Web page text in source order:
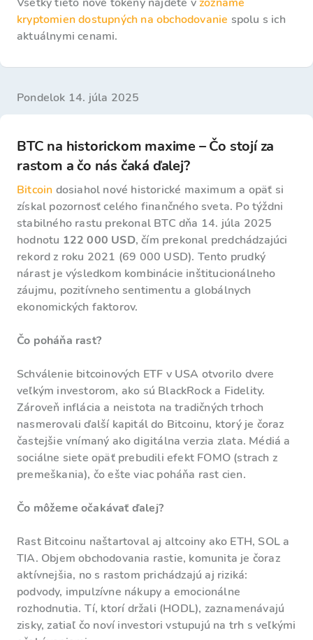
kryptomien dostupných na obchodovanie spolu s ich
aktuálnymi cenami.
pondelok 14. júla 2025
BTC na historickom maxime – Čo stojí za
rastom a čo nás čaká ďalej?
Bitcoin dosiahol nové historické maximum a opäť si
získal pozornosť celého finančného sveta. Po týždni
stabilného rastu prekonal BTC dňa 14. júla 2025
hodnotu 122 000 USD, čím prekonal predchádzajúci
rekord z roku 2021 (69 000 USD). Tento prudký
nárast je výsledkom kombinácie inštitucionálneho
záujmu, pozitívneho sentimentu a globálnych
ekonomických faktorov.
Čo poháňa rast?
Schválenie bitcoinových ETF v USA otvorilo dvere
veľkým investorom, ako sú BlackRock a Fidelity.
Zároveň inflácia a neistota na tradičných trhoch
nasmerovali ďalší kapitál do Bitcoinu, ktorý je čoraz
častejšie vnímaný ako digitálna verzia zlata. Médiá a
sociálne siete opäť prebudili efekt FOMO (strach z
premeškania), čo ešte viac poháňa rast cien.
Čo môžeme očakávať ďalej?
Rast Bitcoinu naštartoval aj altcoiny ako ETH, SOL a
TIA. Objem obchodovania rastie, komunita je čoraz
aktívnejšia, no s rastom prichádzajú aj riziká:
podvody, impulzívne nákupy a emocionálne
rozhodnutia. Tí, ktorí držali (HODL), zaznamenávajú
zisky, zatiaľ čo noví investori vstupujú na trh s veľkými